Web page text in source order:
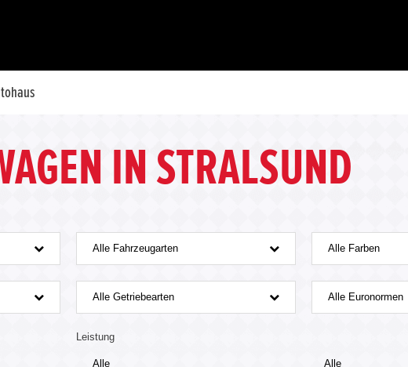
IN STRALSUND
Alle Fahrzeugarten Alle Farben
Alle Getriebearten Alle Euronormen
Leistung